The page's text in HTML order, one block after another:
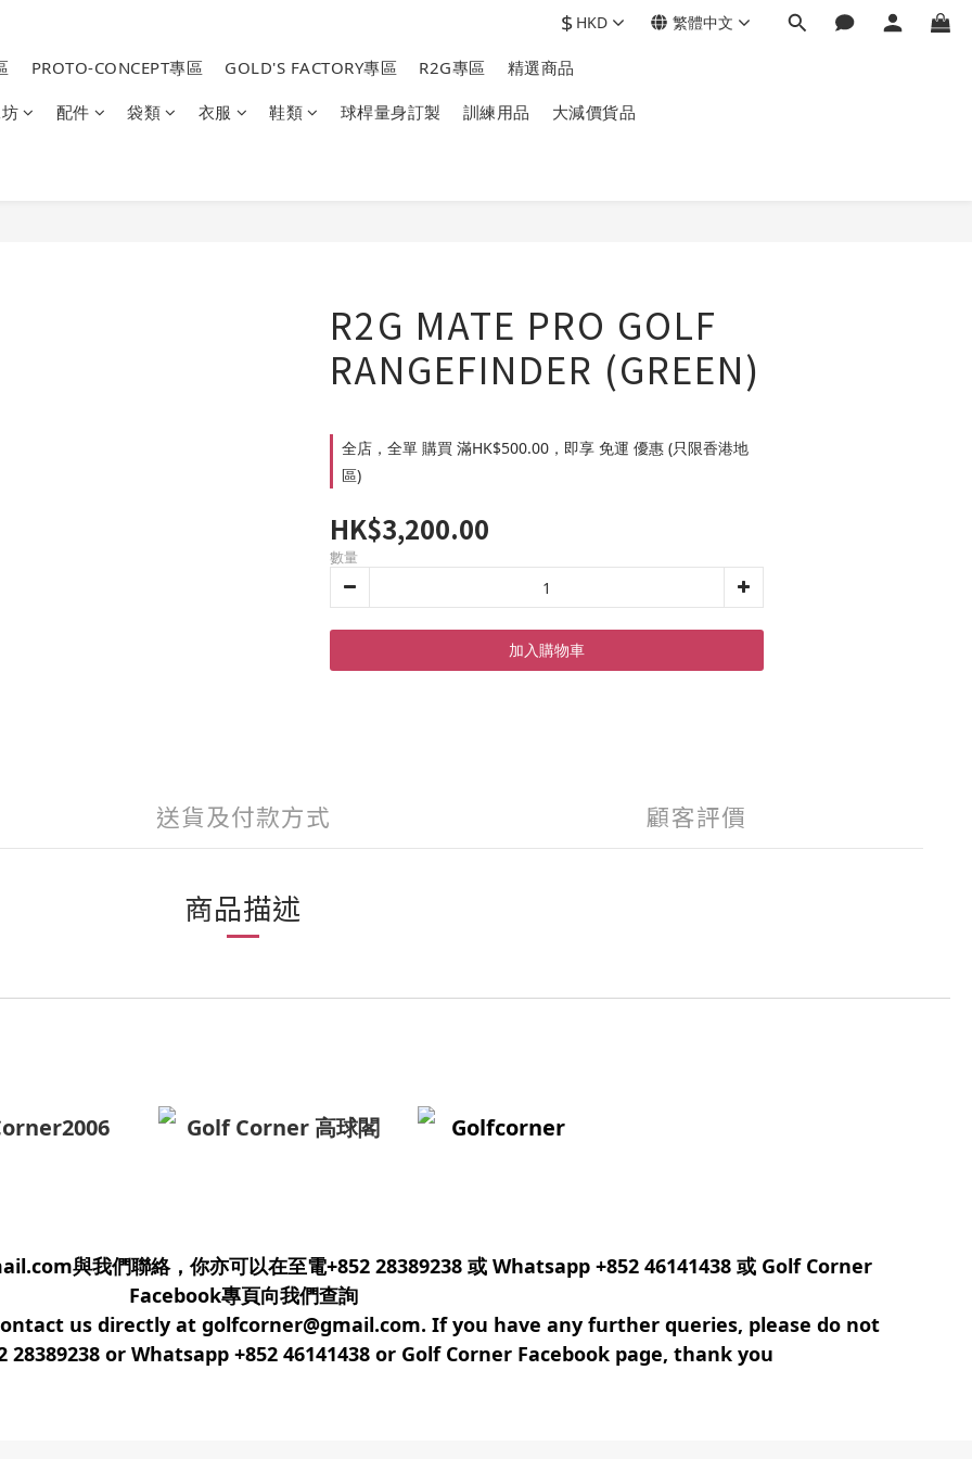
$ HKD 繁體中文
PROTO-CONCEPT專區 GOLD'S FACTORY專區 R2G專區 精選商品
配件 袋類 衣服 鞋類 球桿量身訂製 訓練用品 大減價貨品
R2G MATE PRO GOLF
RANGEFINDER (GREEN)
全店，全單 購買 滿HK$500.00，即享 免運 優惠 (只限香港地
區)
HK$3,200.00
數量
加入購物車
送貨及付款方式 顧客評價
商品描述
Golf Corner 高球閣 Golfcorner
與我們聯絡，你亦可以在至電+852 28389238 或 Whatsapp +852 46141438 或 Golf Corner
Facebook專頁向我們查詢
us directly at golfcorner@gmail.com. If you have any further queries, please do not
or Whatsapp +852 46141438 or Golf Corner Facebook page, thank you